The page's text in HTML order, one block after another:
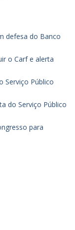
defesa do Banco
o Carf e alerta
Serviço Público
do Serviço Público
para